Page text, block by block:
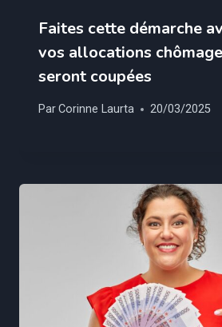
Faites cette démarche
vos allocations
seront coupées
ParCorinne Laurta 20/03/2025